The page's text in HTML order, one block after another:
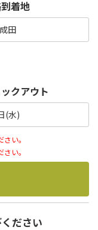
着地
田
クアウト
(水)
い。
い。
ださい